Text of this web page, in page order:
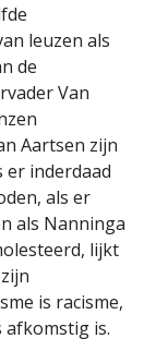
leuzen als
de
Van
Aartsen zijn
er inderdaad
als er
als Nanninga
lijkt
is racisme,
afkomstig is.